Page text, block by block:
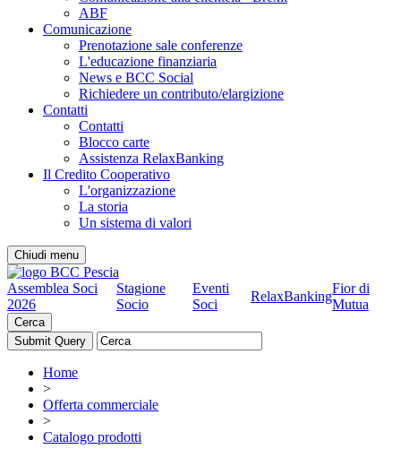
ABF
Comunicazione
Prenotazione sale conferenze
L'educazione finanziaria
News e BCC Social
Richiedere un contributo/elargizione
Contatti
Contatti
Blocco carte
Assistenza RelaxBanking
Il Credito Cooperativo
L'organizzazione
La storia
Un sistema di valori
Chiudi menu
Assemblea Soci
2026
Stagione
Socio
Eventi
Soci
RelaxBanking
Fior di
Mutua
Cerca
Home
>
Offerta commerciale
>
Catalogo prodotti